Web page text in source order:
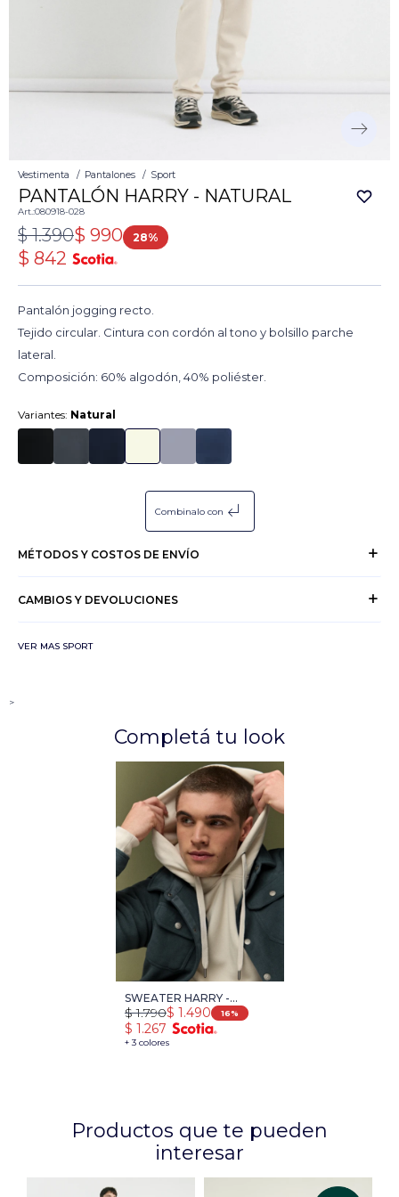
Vestimenta Pantalones Sport
PANTALÓN HARRY - NATURAL
080918-028
$ 990
$ 1.390 28
$ 842
Pantalón jogging recto.
Tejido circular. Cintura con cordón al tono y bolsillo parche
lateral.
Composición: 60% algodón, 40% poliéster.
Variantes: Natural
Combinalo con subdirectory_arrow_left
MÉTODOS Y COSTOS DE ENVÍO
CAMBIOS Y DEVOLUCIONES
VER MAS SPORT
>
Completá tu look
SWEATER HARRY -
NATURAL
+ 3 colores
$ 1.490
$ 1.790 16
$ 1.267
Productos que te pueden
interesar